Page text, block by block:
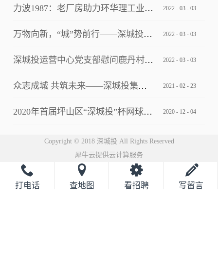
力波1987：老厂房助力环华理工业设计创新中心写入上海市级文件！ 2022 - 03 - 03
万物向新，“城”势前行——深城投集团“逐梦四十年”2022年年会 2022 - 03 - 03
深城投运营中心党支部慰问鹿丹村社区疫情防控一线工作人员 2022 - 03 - 03
众志成城 共筑未来——深城投集团2021云年会圆满落幕 2021 - 02 - 23
2020年首届坪山区“深城投”杯网球邀请赛完美落幕 2020 - 12 - 04
Copyright © 2018 深城投 All Rights Reserved
犀牛云提供云计算服务
打电话 查地图 看招聘 写留言